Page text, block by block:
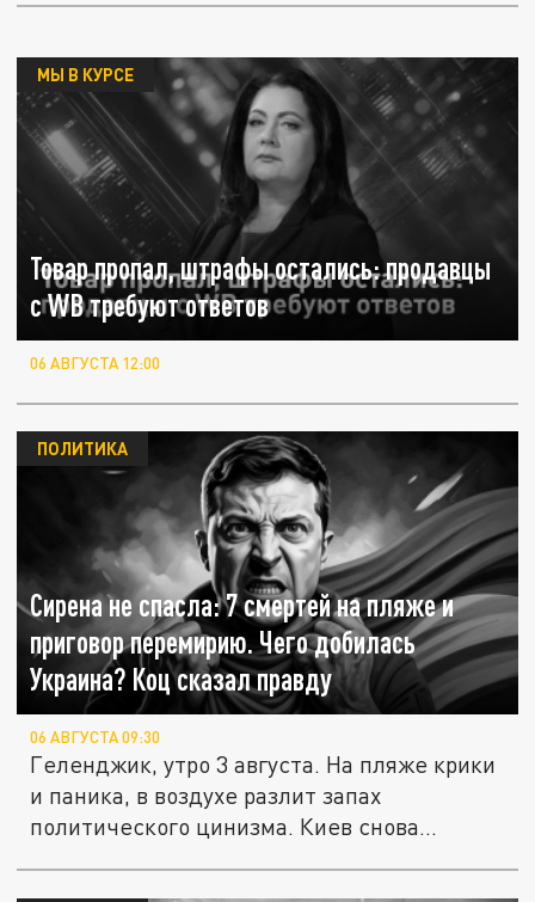
Товар пропал, штрафы остались: продавцы
с WB требуют ответов
МЫ В КУРСЕ
06 АВГУСТА 12:00
Сирена не спасла: 7 смертей на пляже и
приговор перемирию. Чего добилась
Украина? Коц сказал правду
ПОЛИТИКА
06 АВГУСТА 09:30
Геленджик, утро 3 августа. На пляже крики
и паника, в воздухе разлит запах
политического цинизма. Киев снова...